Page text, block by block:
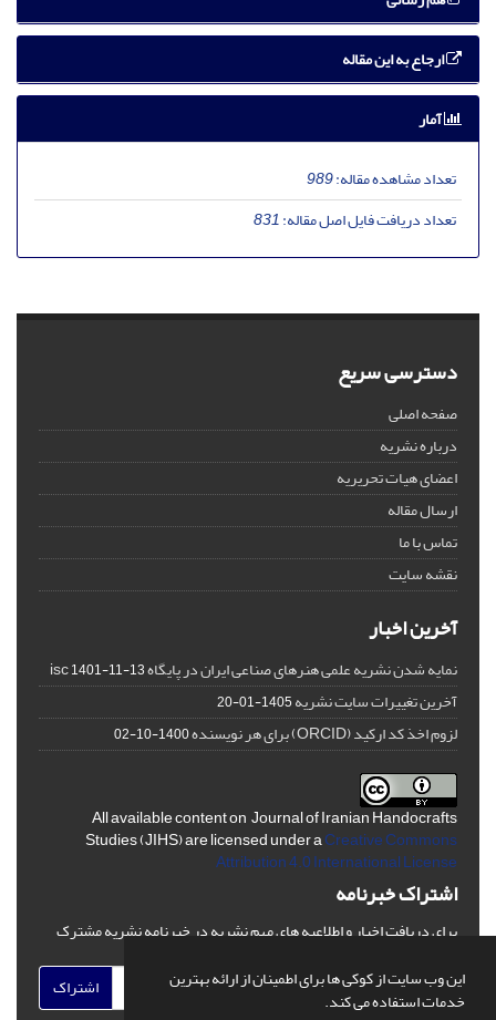
این وب سایت از کوکی ها برای اطمینان از ارائه بهترین
خدمات استفاده می کند.
ارجاع به این مقاله
آمار
تعداد مشاهده مقاله:989
تعداد دریافت فایل اصل مقاله:831
دسترسی سریع
صفحه اصلی
درباره نشریه
اعضای هیات تحریریه
ارسال مقاله
تماس با ما
نقشه سایت
آخرین اخبار
نمایه شدن نشریه علمی هنرهای صناعی ایران در پایگاه isc1401-11-13
آخرین تغییرات سایت نشریه1405-01-20
لزوم اخذ کد ارکید (ORCID) برای هر نویسنده 1400-10-02
All available content on Journal of Iranian Handocrafts
Studies (JIHS) are licensed under aCreative Commons
Attribution 4.0 International License
اشتراک خبرنامه
برای دریافت اخبار و اطلاعیه های مهم نشریه در خبرنامه نشریه مشترک
اشتراک